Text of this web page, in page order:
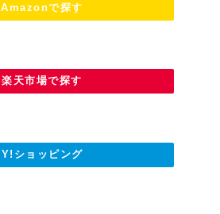
Amazonで探す
楽天市場で探す
Y!ショッピング